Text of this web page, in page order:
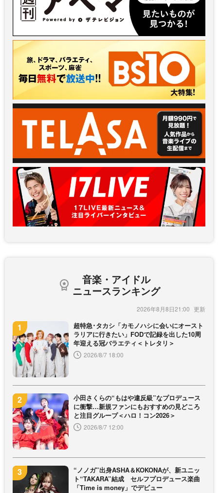
音楽・アイドル
ニュースランキング
2026年8月8日21:00
超特急･タカシ「カモノハシに会いにオースト
ラリアに行きたい」FODで記録を出した10周
年迎える冠バラエティ＜トレタリ＞
2026/8/7 18:00
小田さくらの“もはや違反級”なプロデュース
に衝撃…新規ファンにもおすすめの見どころ
と注目グループ＜ハロ！コン2026＞
2026/8/7 12:00
“ノノガ”出身ASHA＆KOKONAが、新ユニッ
ト“TAKARA”結成 セルフプロデュース楽曲
「Time is money」でデビュー